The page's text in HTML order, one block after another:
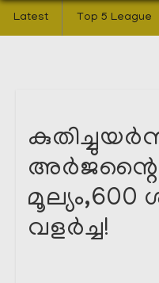
Latest Top 5 League
വളർച്ച!